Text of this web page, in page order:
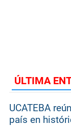
ÚLTIMA
UCATEBA
país en